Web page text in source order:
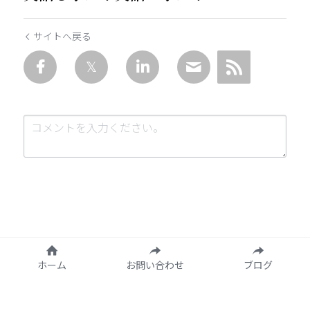
サイトへ戻る
送信
ホーム お問い合わせ ブログ